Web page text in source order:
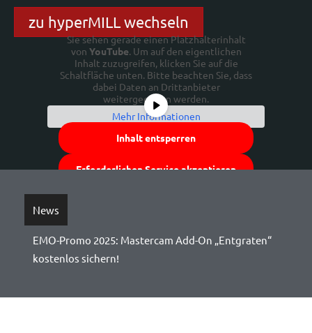
zu hyperMILL wechseln
Sie sehen gerade einen Platzhalterinhalt
von YouTube. Um auf den eigentlichen
Inhalt zuzugreifen, klicken Sie auf die
Schaltfläche unten. Bitte beachten Sie, dass
dabei Daten an Drittanbieter
weitergegeben werden.
Mehr Informationen
Inhalt entsperren
Erforderlichen Service akzeptieren
News
EMO-Promo 2025: Mastercam Add-On „Entgraten“
kostenlos sichern!
Information zur Preisanpassung der Mastercam
Softwarewartung ab 01.07.2026